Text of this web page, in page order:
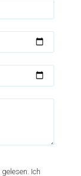
gelesen. Ich